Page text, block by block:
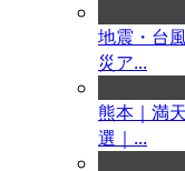
地震・台
災ア...
熊本｜満
選｜...